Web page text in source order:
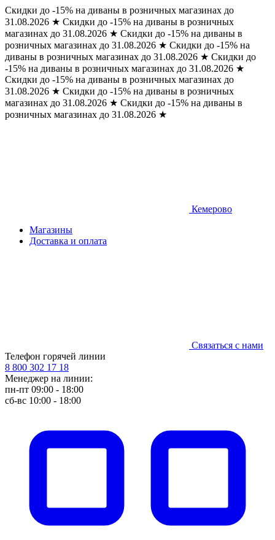
Скидки до -15% на диваны в розничных магазинах до
31.08.2026 ★ Скидки до -15% на диваны в розничных
магазинах до 31.08.2026 ★ Скидки до -15% на диваны в
розничных магазинах до 31.08.2026 ★ Скидки до -15% на
диваны в розничных магазинах до 31.08.2026 ★ Скидки до
-15% на диваны в розничных магазинах до 31.08.2026 ★
Скидки до -15% на диваны в розничных магазинах до
31.08.2026 ★ Скидки до -15% на диваны в розничных
магазинах до 31.08.2026 ★ Скидки до -15% на диваны в
розничных магазинах до 31.08.2026 ★
Кемерово
Магазины
Доставка и оплата
Связаться с нами
Телефон горячей линии
8 800 302 17 18
Менеджер на линии:
пн-пт 09:00 - 18:00
сб-вс 10:00 - 18:00